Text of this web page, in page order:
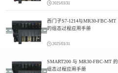
2025/03/31
西门子S7-1214与MR30-FBC-MT
的组态过程应用手册
2025/03/31
SMART200 与 MR30-FBC-MT 的
组态过程应用手册